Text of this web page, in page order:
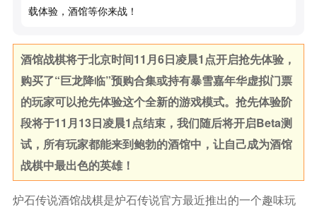
载体验，酒馆等你来战！
酒馆战棋将于北京时间11月6日凌晨1点开启抢先体验，
购买了“巨龙降临”预购合集或持有暴雪嘉年华虚拟门票
的玩家可以抢先体验这个全新的游戏模式。抢先体验阶
段将于11月13日凌晨1点结束，我们随后将开启Beta测
试，所有玩家都能来到鲍勃的酒馆中，让自己成为酒馆
战棋中最出色的英雄！
炉石传说酒馆战棋是炉石传说官方最近推出的一个趣味玩